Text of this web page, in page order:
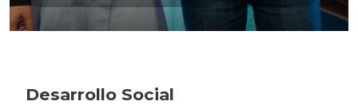
Desarrollo Social